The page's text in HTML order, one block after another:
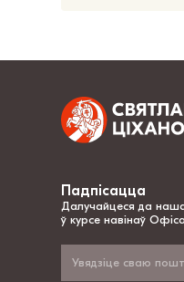
Падпісацца
Далучайцеся да
ў курсе навінаў Офіса